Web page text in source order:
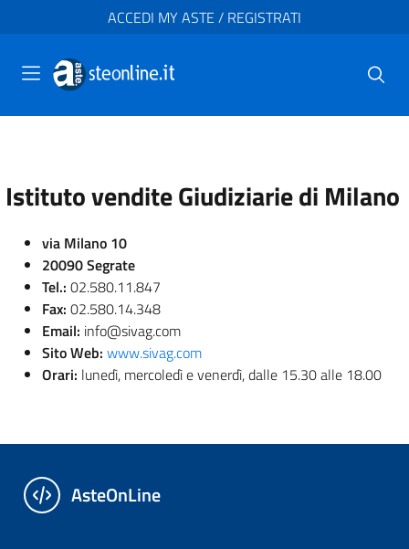
ACCEDI MY ASTE / REGISTRATI
Istituto vendite Giudiziarie di Milano
via Milano 10
20090 Segrate
Tel.: 02.580.11.847
Fax: 02.580.14.348
Email: info@sivag.com
Sito Web: www.sivag.com
Orari: lunedì, mercoledì e venerdì, dalle 15.30 alle 18.00
AsteOnLine